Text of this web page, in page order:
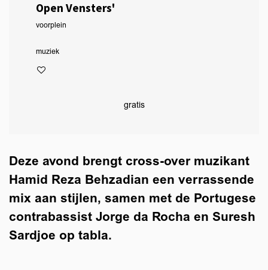
Open Vensters'
voorplein
muziek
gratis
Deze avond brengt cross-over muzikant
Hamid Reza Behzadian een verrassende
mix aan stijlen, samen met de Portugese
contrabassist Jorge da Rocha en Suresh
Sardjoe op tabla.